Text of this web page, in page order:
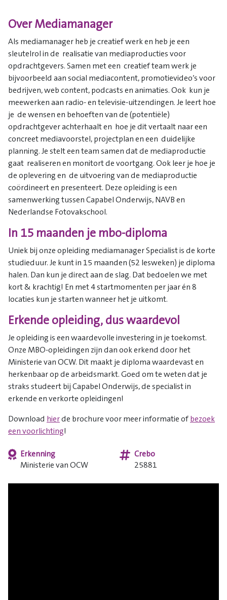
Over Mediamanager
Als mediamanager heb je creatief werk en heb je een
sleutelrol in de realisatie van mediaproducties voor
opdrachtgevers. Samen met een creatief team werk je
bijvoorbeeld aan social mediacontent, promotievideo’s voor
bedrijven, web content, podcasts en animaties. Ook kun je
meewerken aan radio- en televisie-uitzendingen. Je leert hoe
je de wensen en behoeften van de (potentiële)
opdrachtgever achterhaalt en hoe je dit vertaalt naar een
concreet mediavoorstel, projectplan en een duidelijke
planning. Je stelt een team samen dat de mediaproductie
gaat realiseren en monitort de voortgang. Ook leer je hoe je
de oplevering en de uitvoering van de mediaproductie
coördineert en presenteert. Deze opleiding is een
samenwerking tussen Capabel Onderwijs, NAVB en
Nederlandse Fotovakschool.
In 15 maanden je mbo-diploma
Uniek bij onze opleiding mediamanager Specialist is de korte
studieduur. Je kunt in 15 maanden (52 lesweken) je diploma
halen. Dan kun je direct aan de slag. Dat bedoelen we met
kort & krachtig! En met 4 startmomenten per jaar én 8
locaties kun je starten wanneer het je uitkomt.
Erkende opleiding, dus waardevol
Je opleiding is een waardevolle investering in je toekomst.
Onze MBO-opleidingen zijn dan ook erkend door het
Ministerie van OCW. Dit maakt je diploma waardevast en
herkenbaar op de arbeidsmarkt. Goed om te weten dat je
straks studeert bij Capabel Onderwijs, de specialist in
erkende en verkorte opleidingen!
Download hierde brochure voor meer informatie of bezoek
een voorlichting!
Erkenning
Ministerie van OCW
Crebo
25881